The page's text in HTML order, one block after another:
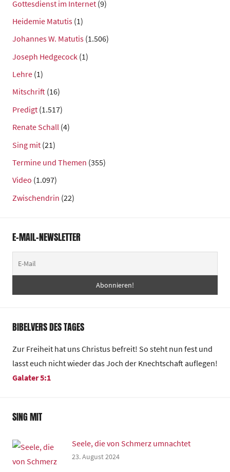
Gottesdienst im Internet (9)
Heidemie Matutis (1)
Johannes W. Matutis (1.506)
Joseph Hedgecock (1)
Lehre (1)
Mitschrift (16)
Predigt (1.517)
Renate Schall (4)
Sing mit (21)
Termine und Themen (355)
Video (1.097)
Zwischendrin (22)
E-MAIL-NEWSLETTER
BIBELVERS DES TAGES
Zur Freiheit hat uns Christus befreit! So steht nun fest und
lasst euch nicht wieder das Joch der Knechtschaft auflegen!
Galater 5:1
SING MIT
Seele, die von Schmerz umnachtet
23. August 2024